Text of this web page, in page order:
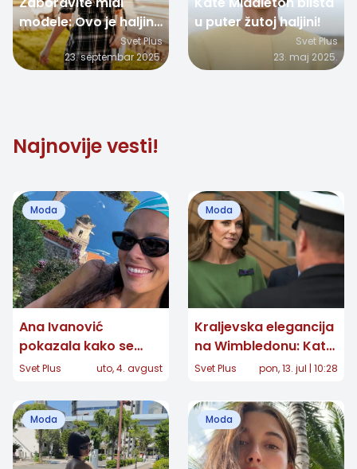
modele: Ovo je haljina
koja osvaja jesen
2025.
Svet Plus
23. septembar 2025.
u puter žutoj haljini!
Svet Plus
23. maj 2025.
Najnovije vesti!
Moda
Ana Ivanović
pokazala kako se
crna haljina nosi leti:
promenio je ceo
stajling
Svet Plus uto, 4. avgust
Moda
Kraljevska elegancija
na Wimbledonu: Kate
Middleton u nijansi
Svet Plus pon, 13. jul | 10:28
Moda Moda